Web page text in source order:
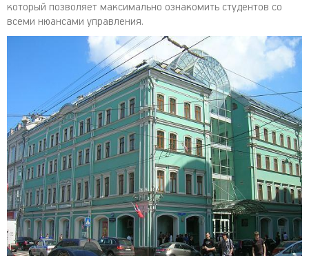
который позволяет максимально ознакомить студентов со
всеми нюансами управления.